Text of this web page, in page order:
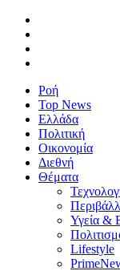
Ροή
Top News
Ελλάδα
Πολιτική
Οικονομία
Διεθνή
Θέματα
Υγεία &
Lifestyle